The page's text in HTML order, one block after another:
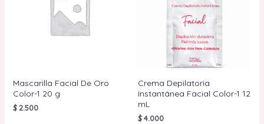
Mascarilla Facial De Oro
Color-1 20 g
$2.500
Crema Depilatoria
Instantánea Facial Color-1 12
mL
$4.000